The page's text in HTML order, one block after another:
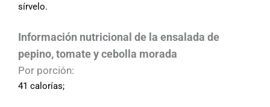
sírvelo.
Información nutricional de la ensalada de
pepino, tomate y cebolla morada
Por porción:
41 calorías;